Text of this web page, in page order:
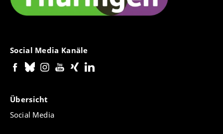
Social Media Kanäle
Übersicht
Social Media